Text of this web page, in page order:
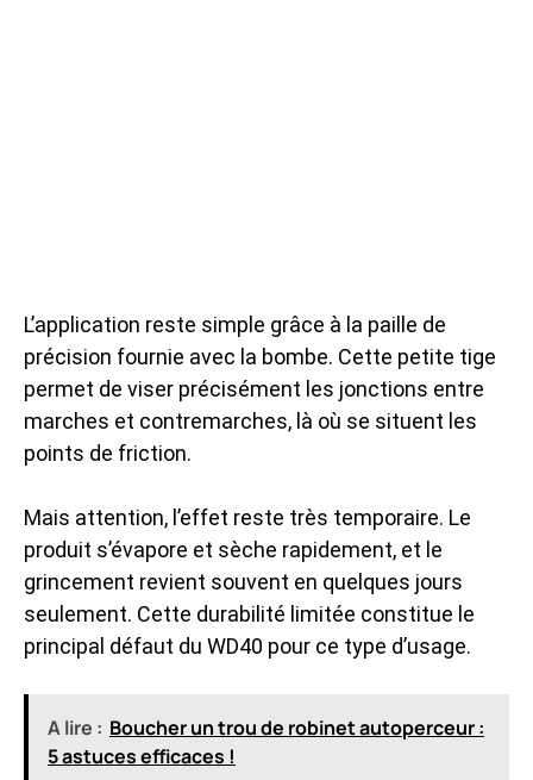
L’application reste simple grâce à la paille de
précision fournie avec la bombe. Cette petite tige
permet de viser précisément les jonctions entre
marches et contremarches, là où se situent les
points de friction.
Mais attention, l’effet reste très temporaire. Le
produit s’évapore et sèche rapidement, et le
grincement revient souvent en quelques jours
seulement. Cette durabilité limitée constitue le
principal défaut du WD40 pour ce type d’usage.
A lire : Boucher un trou de robinet autoperceur :
5 astuces efficaces !